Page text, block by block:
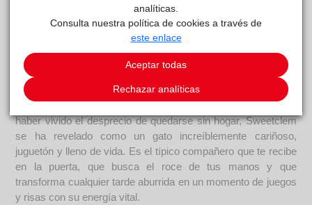
COMENTARIOS
Sweetclem sabe muy bien lo que es la dureza del abandono.
Fue encontrado en la calle, desamparado y buscando una
oportunidad entre el asfalto. Sin embargo, su pasado no ha
borrado ni un ápice de la luz que lleva dentro. A pesar de
haber vivido el desprecio de quedarse sin hogar, Sweetclem
se ha revelado como un gato increíblemente cariñoso,
juguetón y lleno de vida. Es el típico compañero que te recibe
en la puerta, que busca el roce de tus manos y que
transforma cualquier tarde aburrida en un momento de juegos
y risas con su energía vital.
analíticas.
Consulta nuestra política de cookies a través de
este enlace
Aceptar todas
Rechazar analíticas